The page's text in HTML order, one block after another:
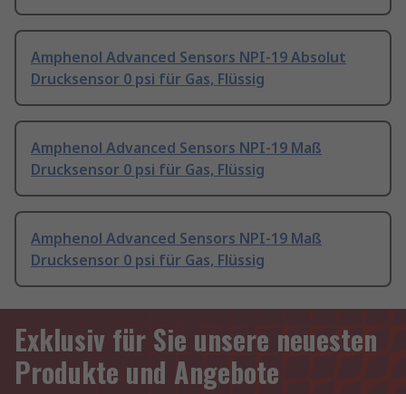
Amphenol Advanced Sensors NPI-19 Absolut
Drucksensor 0 psi für Gas, Flüssig
Amphenol Advanced Sensors NPI-19 Maß
Drucksensor 0 psi für Gas, Flüssig
Amphenol Advanced Sensors NPI-19 Maß
Drucksensor 0 psi für Gas, Flüssig
Exklusiv für Sie unsere neuesten
Produkte und Angebote